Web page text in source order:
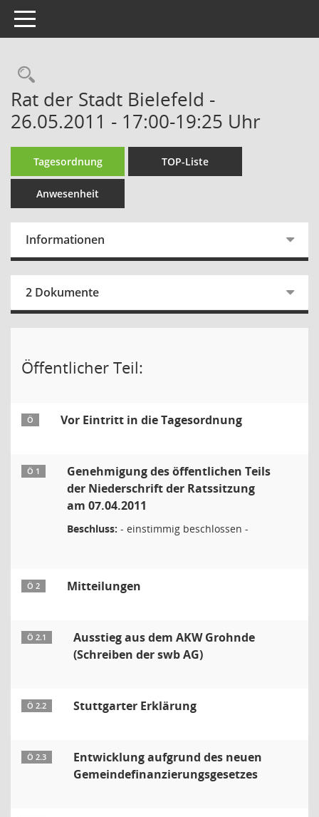
Toggle navigation
Rechercheauswahl
Rat der Stadt Bielefeld -
26.05.2011 - 17:00-19:25 Uhr
Tagesordnung TOP-Liste
Anwesenheit
Informationen
2 Dokumente
Öffentlicher Teil:
Ö Vor Eintritt in die Tagesordnung
Ö 1
Genehmigung des öffentlichen Teils
der Niederschrift der Ratssitzung
am 07.04.2011
Beschluss: - einstimmig beschlossen -
Ö 2 Mitteilungen
Ö 2.1
Ausstieg aus dem AKW Grohnde
(Schreiben der swb AG)
Ö 2.2 Stuttgarter Erklärung
Ö 2.3
Entwicklung aufgrund des neuen
Gemeindefinanzierungsgesetzes